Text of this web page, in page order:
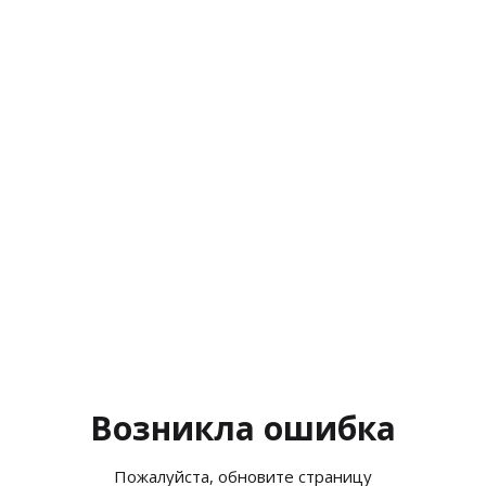
Возникла ошибка
Пожалуйста, обновите страницу